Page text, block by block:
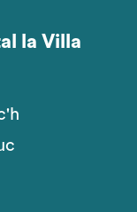
la Villa